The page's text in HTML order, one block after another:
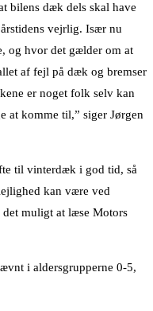
bilens dæk dels skal have
vejrlig. Især nu
og hvor det gælder om at
af fejl på dæk og bremser
er noget folk selv kan
at komme til,” siger Jørgen
til vinterdæk i god tid, så
kan være ved
muligt at læse Motors
i aldersgrupperne 0-5,